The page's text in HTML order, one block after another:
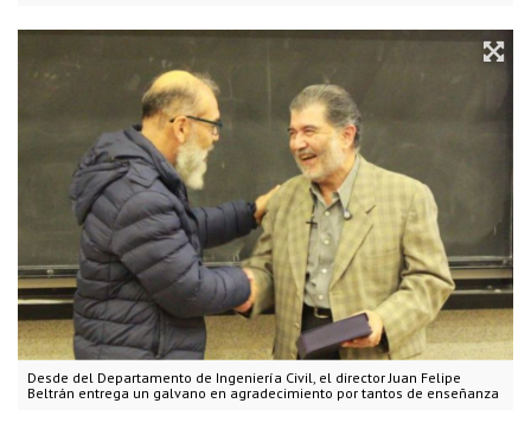
Desde del Departamento de Ingeniería Civil, el director Juan Felipe
Beltrán entrega un galvano en agradecimiento por tantos de enseñanza